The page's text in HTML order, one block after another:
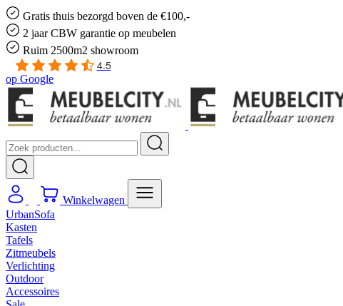
Gratis thuis bezorgd boven de €100,-
2 jaar CBW garantie op meubelen
Ruim 2500m2 showroom
4.5
op Google
Winkelwagen
UrbanSofa
Kasten
Tafels
Zitmeubels
Verlichting
Outdoor
Accessoires